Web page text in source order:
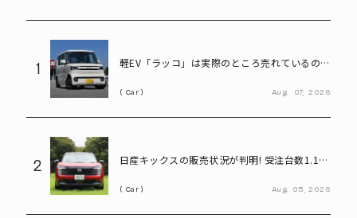
1
軽EV「ラッコ」は実際のところ売れているの
Car Aug. 07, 2026
2
日産キックスの販売状況が判明! 受注台数1.1台
Car Aug. 05, 2026